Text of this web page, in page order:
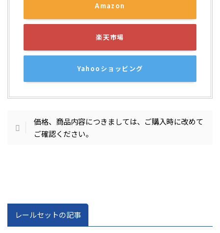
Amazon
楽天市場
Yahooショッピング
価格、商品内容につきましては、ご購入時に改めて
ご確認ください。
レールセットの記事